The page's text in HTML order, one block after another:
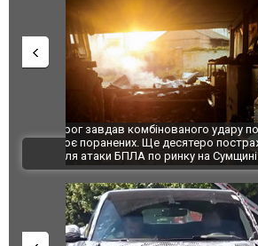
За 2000 кілометрів від кордону з
Єкатеринбурзі після атаки дронів
склад Wildberries. ФОТО. ВІДЕО
ВІДЕО